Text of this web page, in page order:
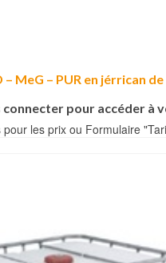
MeG – PUR en jérrican de
connecter pour accéder à
les prix ou Formulaire